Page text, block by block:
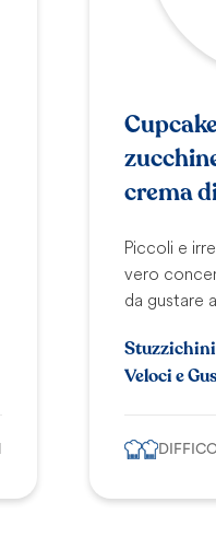
crema
Piccoli e
vero
da gustare
Veloci e